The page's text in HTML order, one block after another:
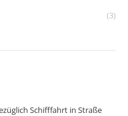
(3)
Schifffahrt in Straße